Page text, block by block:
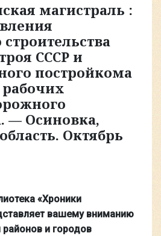
магистраль :
СССР и
постройкома
— Осиновка,
Октябрь
«Хроники
вашему вниманию
и городов